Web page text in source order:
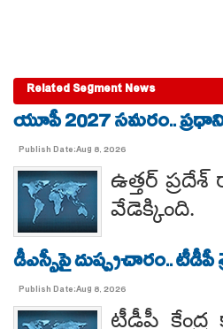
Related Segment News
యూపీ 2027 సమరం..
Publish Date:Aug 8, 2026
ఉత్తర్
వేడెక్కింది.
డీఎస్సీపై దుష్ప్రచారం.. టీడీపీ
Publish Date:Aug 8, 2026
టీడీపీ